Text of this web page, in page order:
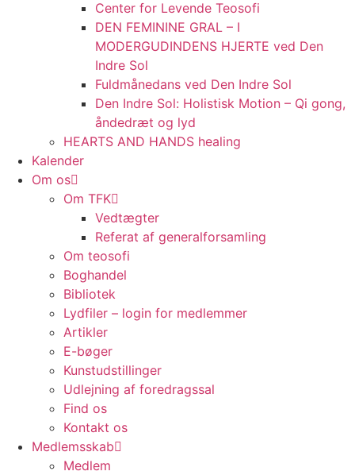
Center for Levende Teosofi
DEN FEMININE GRAL – I
MODERGUDINDENS HJERTE ved Den
Indre Sol
Fuldmånedans ved Den Indre Sol
Den Indre Sol: Holistisk Motion – Qi gong,
åndedræt og lyd
HEARTS AND HANDS healing
Kalender
Om os
Om TFK
Vedtægter
Referat af generalforsamling
Om teosofi
Boghandel
Bibliotek
Lydfiler – login for medlemmer
Artikler
E-bøger
Kunstudstillinger
Udlejning af foredragssal
Find os
Kontakt os
Medlemsskab
Medlem